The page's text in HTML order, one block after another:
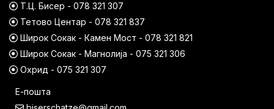
Т.Ц. Бисер - 078 321 307
Тетово Центар - 078 321 837
Широк Сокак - Камен Мост - 078 321 821
Широк Сокак - Магнолија - 075 321 306
Охрид - 075 321 307
Е-пошта